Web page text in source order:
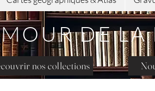
DE LA
nos collections